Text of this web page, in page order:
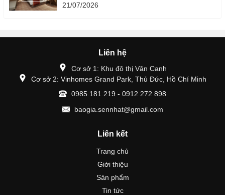
21/07/2026
Liên hệ
Cơ sở 1: Khu đô thị Vân Canh
Cơ sở 2: Vinhomes Grand Park, Thủ Đức, Hồ Chí Minh
0985.181.219 - 0912 272 898
baogia.sennhat@gmail.com
Liên kết
Trang chủ
Giới thiệu
Sản phẩm
Tin tức